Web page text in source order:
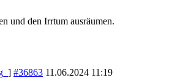
und den Irrtum ausräumen.
] #36863 11.06.2024 11:19